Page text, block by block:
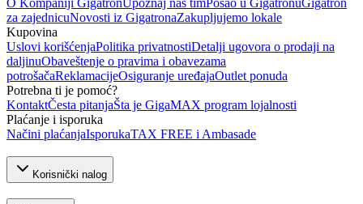
za zajednicuNovosti iz GigatronaZakupljujemo lokale
Kupovina
Uslovi korišćenjaPolitika privatnostiDetalji ugovora o prodaji na
daljinuObaveštenje o pravima i obavezama
potrošačaReklamacijeOsiguranje uređajaOutlet ponuda
Potrebna ti je pomoć?
KontaktČesta pitanjaŠta je GigaMAX program lojalnosti
Plaćanje i isporuka
Načini plaćanjaIsporukaTAX FREE i Ambasade
Korisnički nalog